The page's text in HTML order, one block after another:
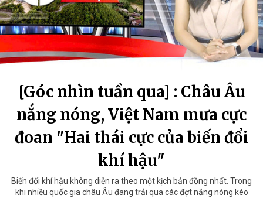
[Góc nhìn tuần qua] : Châu Âu
nắng nóng, Việt Nam mưa cực
đoan "Hai thái cực của biến đổi
khí hậu"
Biến đổi khí hậu không diễn ra theo một kịch bản đồng nhất. Trong
khi nhiều quốc gia châu Âu đang trải qua các đợt nắng nóng kéo